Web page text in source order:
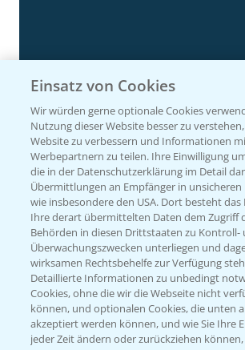
Rundgang Silomais Demo bei
23.09.2024
Rundgang - Silomais Demo Region
Augsburg
Einsatz von Cookies
Wir würden gerne optionale Cookies
Nutzung dieser Website besser zu
Website zu verbessern und Informationen
Werbepartnern zu teilen. Ihre Einwilligung
die in der Datenschutzerklärung im Detail
Übermittlungen an Empfänger in
wie insbesondere den USA. Dort besteht das
Ihre derart übermittelten Daten dem Zugriff
Behörden in diesen Drittstaaten zu Kontroll-
Überwachungszwecken unterliegen und
wirksamen Rechtsbehelfe zur Verfügung
Detaillierte Informationen zu unbedingt
Cookies, ohne die wir die Webseite nicht
können, und optionalen Cookies, die unten
akzeptiert werden können, und wie Sie Ihre
jeder Zeit ändern oder zurückziehen